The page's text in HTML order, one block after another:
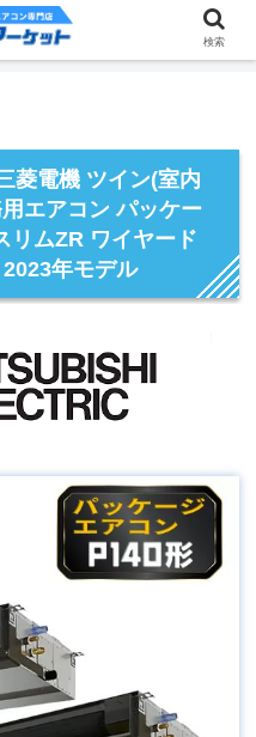
菱電機 ツイン(室内
エアコン パッケー
リムZR ワイヤード
年モデル
検索